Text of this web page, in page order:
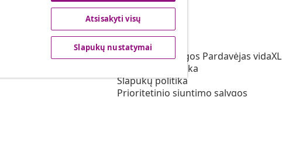
vidaXL
Apie vidaXL
Terminai ir sąlygos Pardavėjas vidaXL
Privatumo politika
Slapukų politika
Prioritetinio siuntimo sąlygos
Atsisakyti visų
Slapukų nustatymai